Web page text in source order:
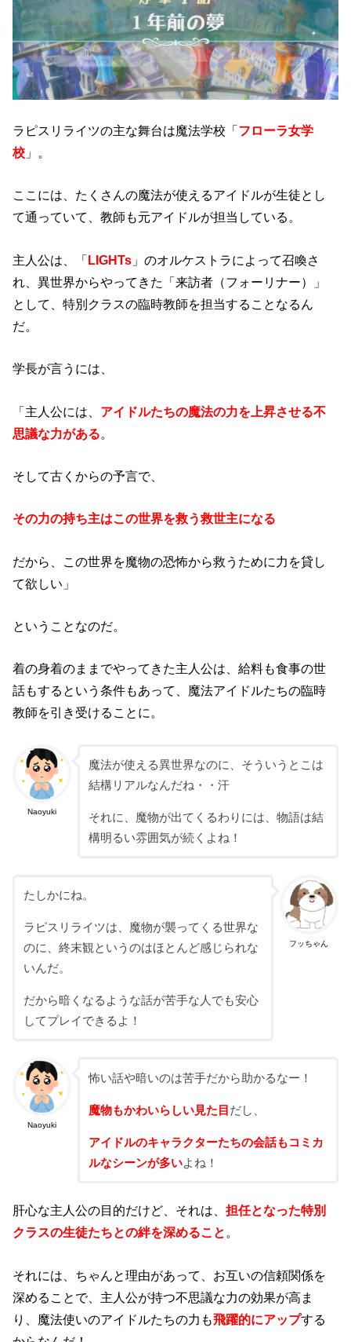
ラピスリライツの主な舞台は魔法学校「フローラ女学
校 」。
ここには、たくさんの魔法が使えるアイドルが生徒とし
て通っていて、教師も元アイドルが担当している。
主人公は、「LIGHTs 」のオルケストラによって召喚さ
れ、異世界からやってきた「来訪者（フォーリナー）」
として、特別クラスの臨時教師を担当することなるん
だ。
学長が言うには、
「主人公には、 アイドルたちの魔法の力を上昇させる不
思議な力がある
そして古くからの予言で、
その力の持ち主はこの世界を救う救世主になる
だから、この世界を魔物の恐怖から救うために力を貸し
て欲しい」
ということなのだ。
着の身着のままでやってきた主人公は、給料も食事の世
話もするという条件もあって、魔法アイドルたちの臨時
教師を引き受けることに。
Naoyuki
魔法が使える異世界なのに、そういうとこは
結構リアルなんだね・・汗
それに、魔物が出てくるわりには、物語は結
構明るい雰囲気が続くよね！
フッちゃん
たしかにね。
ラピスリライツは、魔物が襲ってくる世界な
のに、終末観というのはほとんど感じられな
いんだ。
だから暗くなるような話が苦手な人でも安心
してプレイできるよ！
Naoyuki
怖い話や暗いのは苦手だから助かるなー！
魔物もかわいらしい見た目 だし、
アイドルのキャラクターたちの会話もコミカ
ルなシーンが多いよね！
肝心な主人公の目的だけど、それは、担任となった特別
クラスの生徒たちとの絆を深めること 。
それには、ちゃんと理由があって、お互いの信頼関係を
深めることで、主人公が持つ不思議な力の効果が高ま
り、魔法使いのアイドルたちの力も飛躍的にアップする